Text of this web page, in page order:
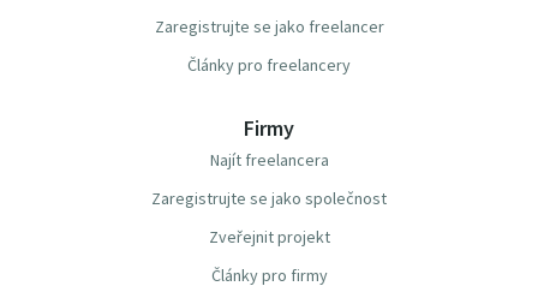
Zaregistrujte se jako freelancer
Články pro freelancery
Firmy
Najít freelancera
Zaregistrujte se jako společnost
Zveřejnit projekt
Články pro firmy